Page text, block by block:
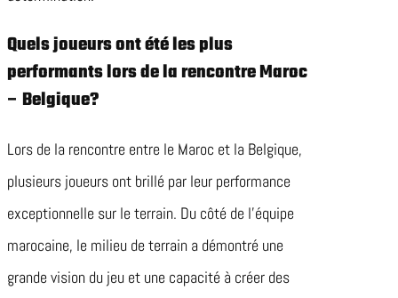
Quels joueurs ont été les plus
performants lors de la rencontre Maroc
– Belgique?
Lors de la rencontre entre le Maroc et la Belgique,
plusieurs joueurs ont brillé par leur performance
exceptionnelle sur le terrain. Du côté de l’équipe
marocaine, le milieu de terrain a démontré une
grande vision du jeu et une capacité à créer des